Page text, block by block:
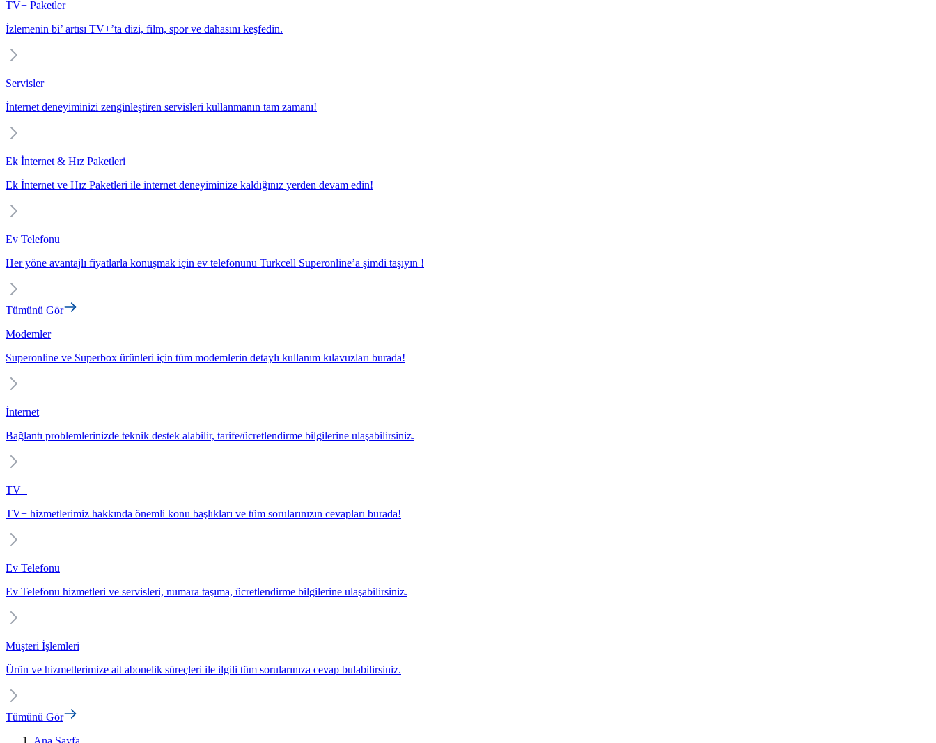
TV+ Paketler
İzlemenin bi’ artısı TV+’ta dizi, film, spor ve dahasını keşfedin.
Servisler
İnternet deneyiminizi zenginleştiren servisleri kullanmanın tam zamanı!
Ek İnternet & Hız Paketleri
Ek İnternet ve Hız Paketleri ile internet deneyiminize kaldığınız yerden devam edin!
Ev Telefonu
Her yöne avantajlı fiyatlarla konuşmak için ev telefonunu Turkcell Superonline’a şimdi taşıyın !
Tümünü Gör
Modemler
Superonline ve Superbox ürünleri için tüm modemlerin detaylı kullanım kılavuzları burada!
İnternet
Bağlantı problemlerinizde teknik destek alabilir, tarife/ücretlendirme bilgilerine ulaşabilirsiniz.
TV+
TV+ hizmetlerimiz hakkında önemli konu başlıkları ve tüm sorularınızın cevapları burada!
Ev Telefonu
Ev Telefonu hizmetleri ve servisleri, numara taşıma, ücretlendirme bilgilerine ulaşabilirsiniz.
Müşteri İşlemleri
Ürün ve hizmetlerimize ait abonelik süreçleri ile ilgili tüm sorularınıza cevap bulabilirsiniz.
Tümünü Gör
Ana Sayfa